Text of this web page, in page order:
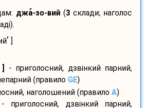
джа-зо-вий(3склади; наголос
’
- приголосний, дзвінкий парний,
(правило GE)
наголошений (правило A)
- приголосний, дзвінкий парний,